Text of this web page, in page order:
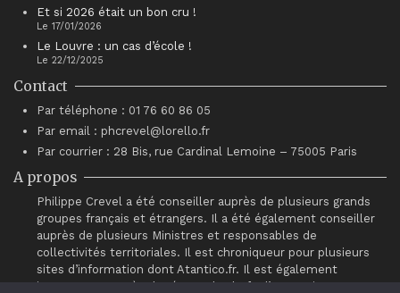
Et si 2026 était un bon cru !
Le 17/01/2026
Le Louvre : un cas d’école !
Le 22/12/2025
Contact
Par téléphone : 01 76 60 86 05
Par email : phcrevel@lorello.fr
Par courrier : 28 Bis, rue Cardinal Lemoine – 75005 Paris
A propos
Philippe Crevel a été conseiller auprès de plusieurs grands
groupes français et étrangers. Il a été également conseiller
auprès de plusieurs Ministres et responsables de
collectivités territoriales. Il est chroniqueur pour plusieurs
sites d’information dont Atantico.fr. Il est également
intervenant auprès du réseau de chefs d’entreprises